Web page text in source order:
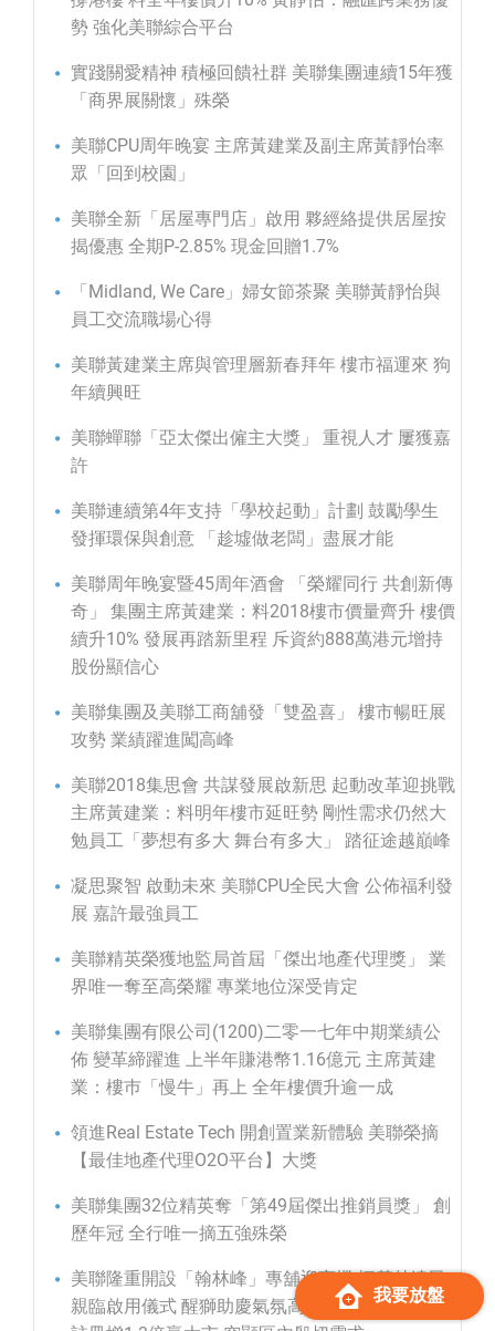
勢 強化美聯綜合平台
實踐關愛精神 積極回饋社群 美聯集團連續15年獲
「商界展關懷」殊榮
美聯CPU周年晚宴 主席黃建業及副主席黃靜怡率
眾「回到校園」
美聯全新「居屋專門店」啟用 夥經絡提供居屋按
揭優惠 全期P-2.85% 現金回贈1.7%
「Midland, We Care」婦女節茶聚 美聯黃靜怡與
員工交流職場心得
美聯黃建業主席與管理層新春拜年 樓市福運來 狗
年續興旺
美聯蟬聯「亞太傑出僱主大獎」 重視人才 屢獲嘉
許
美聯連續第4年支持「學校起動」計劃 鼓勵學生
發揮環保與創意 「趁墟做老闆」盡展才能
美聯周年晚宴暨45周年酒會 「榮耀同行 共創新傳
奇」 集團主席黃建業：料2018樓市價量齊升 樓價
續升10% 發展再踏新里程 斥資約888萬港元增持
股份顯信心
美聯集團及美聯工商舖發「雙盈喜」 樓市暢旺展
攻勢 業績躍進闖高峰
美聯2018集思會 共謀發展啟新思 起動改革迎挑戰
主席黃建業：料明年樓市延旺勢 剛性需求仍然大
勉員工「夢想有多大 舞台有多大」 踏征途越巔峰
凝思聚智 啟動未來 美聯CPU全民大會 公佈福利發
展 嘉許最強員工
美聯精英榮獲地監局首屆「傑出地產代理獎」 業
界唯一奪至高榮耀 專業地位深受肯定
美聯集團有限公司(1200)二零一七年中期業績公
佈 變革締躍進 上半年賺港幣1.16億元 主席黃建
業：樓巿「慢牛」再上 全年樓價升逾一成
領進Real Estate Tech 開創置業新體驗 美聯榮摘
【最佳地產代理O2O平台】大獎
美聯集團32位精英奪「第49屆傑出推銷員獎」 創
歷年冠 全行唯一摘五強殊榮
美聯隆重開設「翰林峰」專舖迎商機 恒基林達民
親臨啟用儀式 醒獅助慶氣氛高漲 港島中西區二手
我要放盤